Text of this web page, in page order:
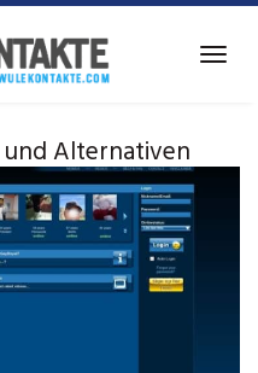
und Alternativen